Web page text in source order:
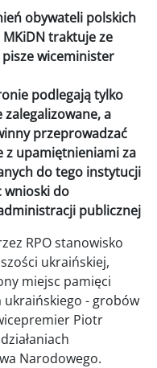
obywateli polskich
traktuje ze
wiceminister
podlegają tylko
a
przeprowadzać
z upamiętnieniami za
do tego instytucji
wnioski do
publicznej
RPO stanowisko
ukraińskiej,
miejsc pamięci
- grobów
Piotr
Narodowego.